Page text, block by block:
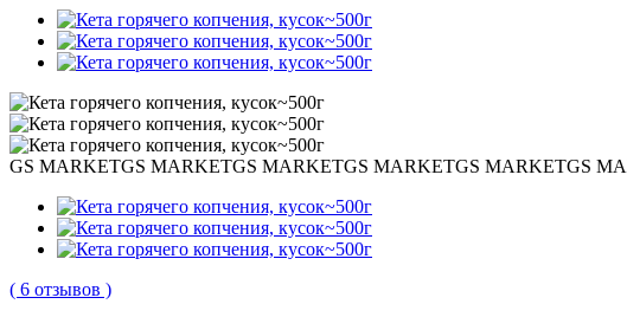
GS MARKETGS MARKETGS MARKETGS MARKETGS MARKETGS
( 6 отзывов )